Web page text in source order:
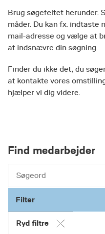
Brug søgefeltet herunder.
måder. Du kan fx. indtaste
mail-adresse og vælge at
at indsnævre din søgning.
Finder du ikke det, du
at kontakte vores
hjælper vi dig videre.
Find medarbejder
Filter
Ryd filtre